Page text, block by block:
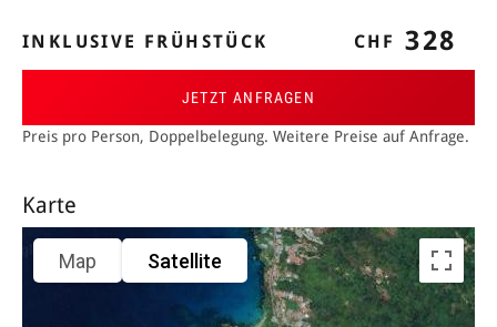
INKLUSIVE FRÜHSTÜCK CHF 328
JETZT ANFRAGEN
Preis pro Person, Doppelbelegung. Weitere Preise auf Anfrage.
Karte
Map Satellite